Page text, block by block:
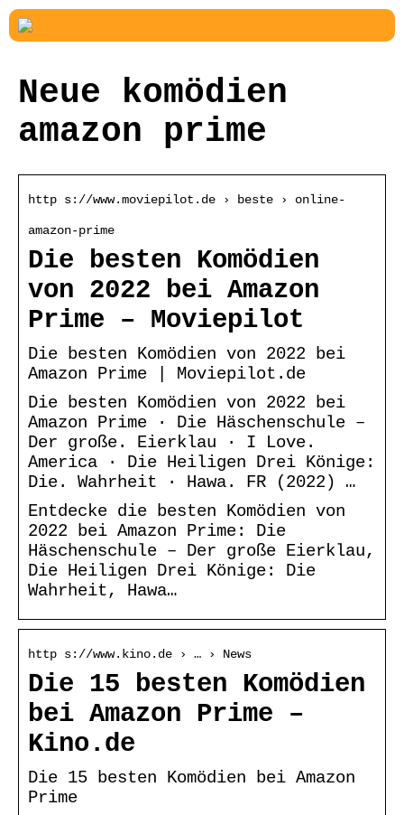
Neue komödien
amazon prime
http s://www.moviepilot.de › beste › online-
amazon-prime
Die besten Komödien
von 2022 bei Amazon
Prime – Moviepilot
Die besten Komödien von 2022 bei
Amazon Prime | Moviepilot.de
Die besten Komödien von 2022 bei
Amazon Prime · Die Häschenschule –
Der große. Eierklau · I Love.
America · Die Heiligen Drei Könige:
Die. Wahrheit · Hawa. FR (2022) …
Entdecke die besten Komödien von
2022 bei Amazon Prime: Die
Häschenschule – Der große Eierklau,
Die Heiligen Drei Könige: Die
Wahrheit, Hawa…
http s://www.kino.de › … › News
Die 15 besten Komödien
bei Amazon Prime –
Kino.de
Die 15 besten Komödien bei Amazon
Prime